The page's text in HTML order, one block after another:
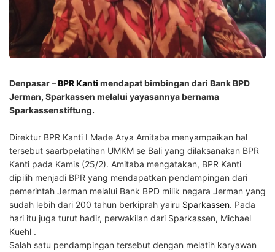
Denpasar –BPR Kanti mendapat bimbingan dari Bank BPD
Jerman, Sparkassen melalui yayasannya bernama
Sparkassenstiftung.
Direktur BPR Kanti I Made Arya Amitaba menyampaikan hal
tersebut saarbpelatihan UMKM se Bali yang dilaksanakan BPR
Kanti pada Kamis (25/2). Amitaba mengatakan, BPR Kanti
dipilih menjadi BPR yang mendapatkan pendampingan dari
pemerintah Jerman melalui Bank BPD milik negara Jerman yang
sudah lebih dari 200 tahun berkiprah yairu Sparkassen. Pada
hari itu juga turut hadir, perwakilan dari Sparkassen, Michael
Kuehl .
Salah satu pendampingan tersebut dengan melatih karyawan